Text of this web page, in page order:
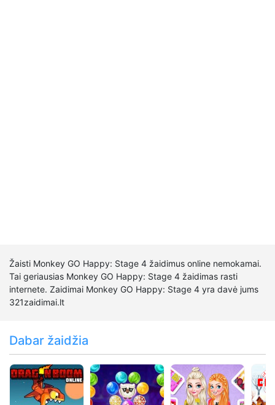
Žaisti Monkey GO Happy: Stage 4 žaidimus online nemokamai.
Tai geriausias Monkey GO Happy: Stage 4 žaidimas rasti
internete. Zaidimai Monkey GO Happy: Stage 4 yra davė jums
321zaidimai.lt
Dabar žaidžia